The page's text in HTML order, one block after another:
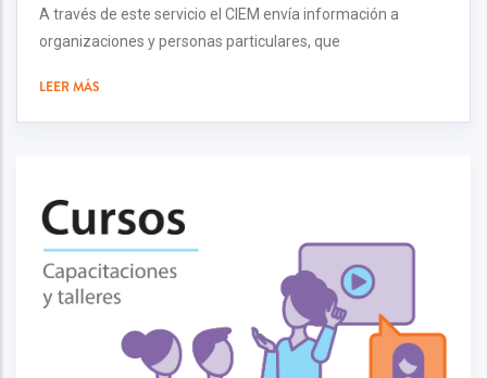
A través de este servicio el CIEM envía información a
organizaciones y personas particulares, que
LEER MÁS